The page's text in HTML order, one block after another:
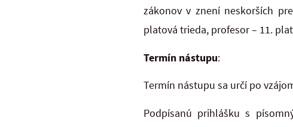
zákonov v znení neskorších
platová trieda, profesor – 11.
Termín nástupu:
Termín nástupu sa určí po
Podpísanú prihlášku s